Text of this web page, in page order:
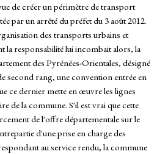
de créer un périmètre de transport
par un arrêté du préfet du 3 août 2012.
des transports urbains et
la responsabilité lui incombait alors, la
des Pyrénées-Orientales, désigné
second rang, une convention entrée en
ce dernier mette en œuvre les lignes
de la commune. S'il est vrai que cette
de l'offre départementale sur le
d'une prise en charge des
au service rendu, la commune